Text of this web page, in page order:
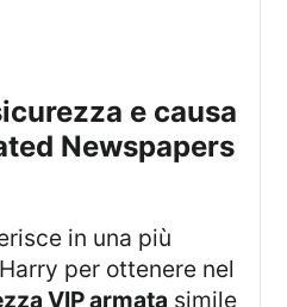
Newspapers
per ottenere nel
VIP armata simile